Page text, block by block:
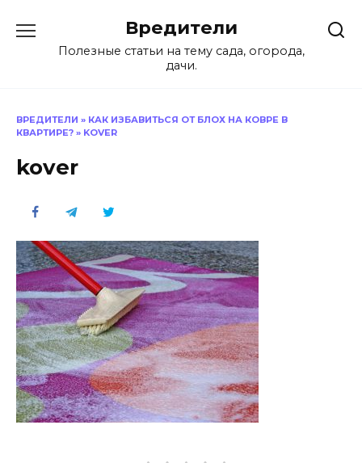
содержанию
Вредители
Полезные статьи на тему сада, огорода,
дачи.
ВРЕДИТЕЛИ » КАК ИЗБАВИТЬСЯ ОТ БЛОХ НА КОВРЕ В
КВАРТИРЕ? » KOVER
kover